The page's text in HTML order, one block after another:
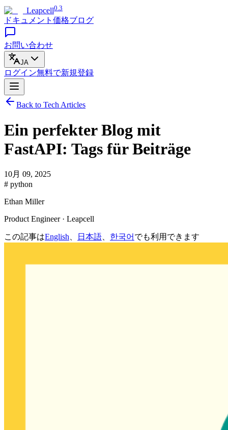
Leapcell0.3
ドキュメント 価格ブログ
お問い合わせ
JA
ログイン無料で新規登録
Back to Tech Articles
Ein perfekter Blog mit
FastAPI: Tags für Beiträge
10月 09, 2025
# python
Ethan Miller
Product Engineer · Leapcell
この記事はEnglish 日本語 한국어 でも利用できます